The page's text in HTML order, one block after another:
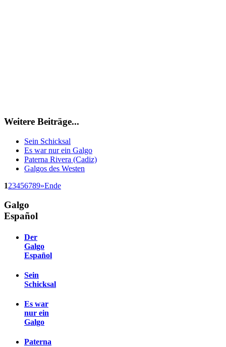
Weitere Beiträge...
Sein Schicksal
Es war nur ein Galgo
Paterna Rivera (Cadiz)
Galgos des Westen
123456789»Ende
Galgo
Español
Der
Galgo
Español
Sein
Schicksal
Es war
nur ein
Galgo
Paterna